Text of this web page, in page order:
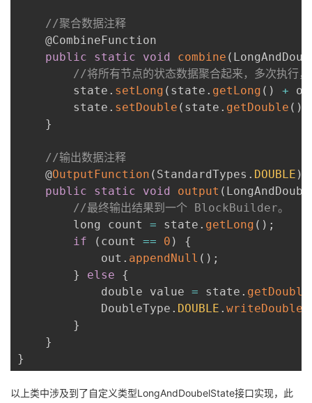
//聚合数据注释
    @CombineFunction
public
static void combine (
//将所有节点的状态数据聚合起来，多次执行
        state
. setLong ( state . getLong ( ) +
        state
. setDouble ( state . getDouble ( )
}
//输出数据注释
    @
OutputFunction ( StandardTypes . DOUBLE )
public
static void output (
//最终输出结果到一个 BlockBuilder。
        long count
= state . getLong ( ) ;
if
( count == 0 )
{
            out
. appendNull ( ) ;
}
else
{
            double value
= state . getDouble
            DoubleType
. DOUBLE . writeDouble
}
}
}
以上类中涉及到了自定义类型LongAndDoubelState接口实现，此